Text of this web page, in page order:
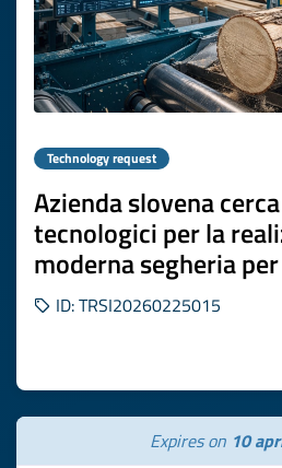
Technology request
Azienda slovena
tecnologici per la
moderna segheria
ID: TRSI20260225015
Expires on 10